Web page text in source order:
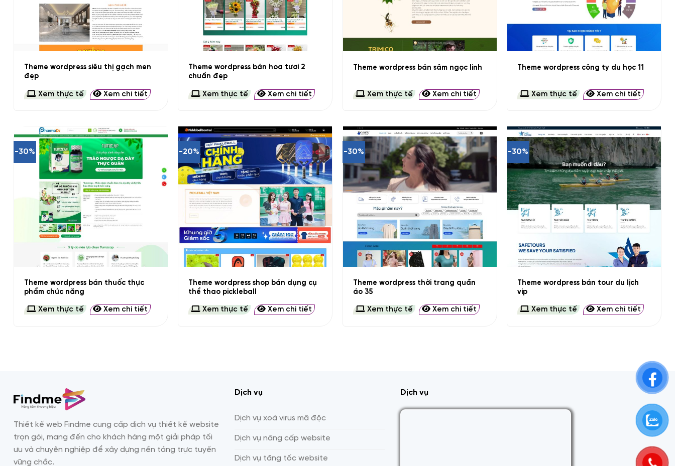
Theme wordpress siêu thị gạch men
đẹp
Xem thực tế Xem chi tiết
Theme wordpress bán hoa tươi 2
chuẩn đẹp
Xem thực tế Xem chi tiết
Theme wordpress bán sâm ngọc linh
Xem thực tế Xem chi tiết
Theme wordpress công ty du học 11
Xem thực tế Xem chi tiết
-30%
Theme wordpress bán thuốc thực
phẩm chức năng
Xem thực tế Xem chi tiết
-20%
+
Theme wordpress shop bán dụng cụ
thể thao pickleball
Xem thực tế Xem chi tiết
-30%
Theme wordpress thời trang quần
áo 35
Xem thực tế Xem chi tiết
-30%
Theme wordpress bán tour du lịch
vip
Xem thực tế Xem chi tiết
Thiết kế web Findme cung cấp dịch vụ thiết kế website
trọn gói, mang đến cho khách hàng một giải pháp tối
ưu và chuyên nghiệp để xây dựng nền tảng trực tuyến
vững chắc.
Dịch vụ
Dịch vụ xoá virus mã độc
Dịch vụ nâng cấp website
Dịch vụ tăng tốc website
Dịch vụ